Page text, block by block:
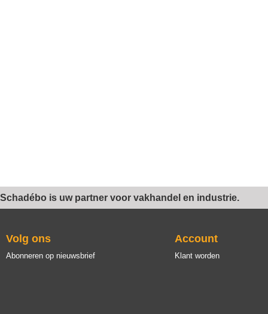
Schadébo is uw partner voor vakhandel en industrie.
Volg ons
Abonneren op nieuwsbrief
Account
Klant worden